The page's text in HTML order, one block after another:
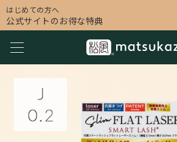
はじめての方へ
公式サイトのお得な特典